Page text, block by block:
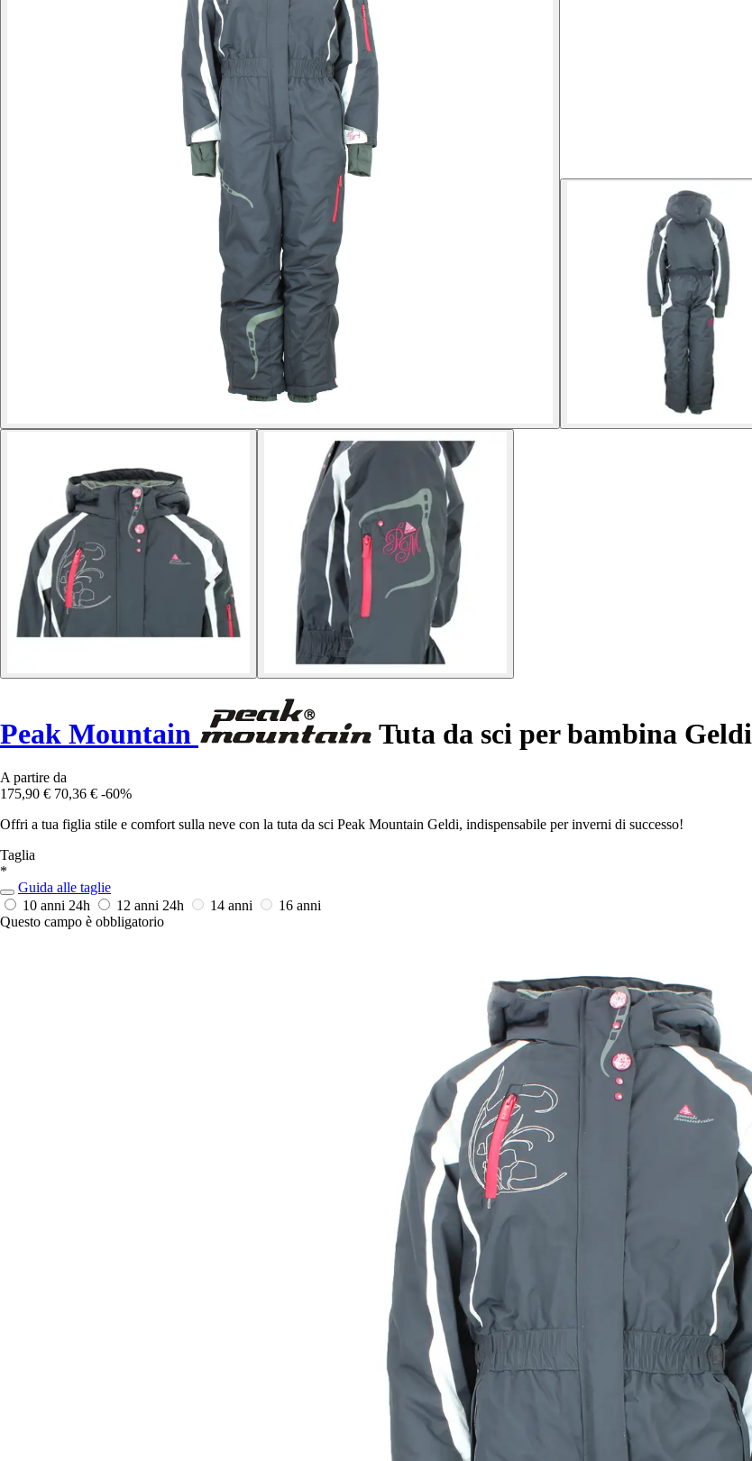
Peak Mountain Tuta da sci per bambina Geldi
A partire da
175,90 € 70,36 € -60%
Offri a tua figlia stile e comfort sulla neve con la tuta da sci Peak Mountain Geldi, indispensabile per inverni di successo!
Taglia
*
Guida alle taglie
10 anni 24h 12 anni 24h 14 anni
16 anni
Questo campo è obbligatorio